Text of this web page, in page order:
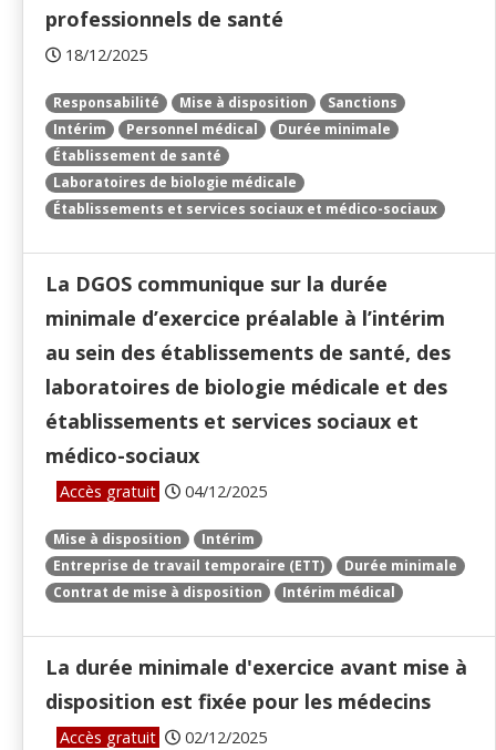
professionnels de santé
18/12/2025
Responsabilité Mise à disposition
Sanctions
Intérim
Personnel médical
Durée minimale
Établissement de santé
Laboratoires de biologie médicale
Établissements et services sociaux et médico-sociaux
La DGOS communique sur la durée
minimale d’exercice préalable à l’intérim
au sein des établissements de santé, des
laboratoires de biologie médicale et des
établissements et services sociaux et
médico-sociaux
Accès gratuit 04/12/2025
Mise à disposition
Intérim
Entreprise de travail temporaire (ETT)
Durée minimale
Contrat de mise à disposition
Intérim médical
La durée minimale d'exercice avant mise à
disposition est fixée pour les médecins
Accès gratuit 02/12/2025